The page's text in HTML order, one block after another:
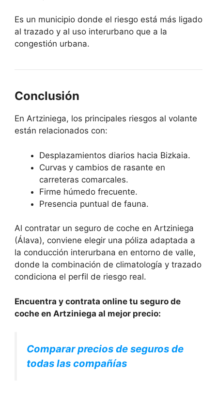
Es un municipio donde el riesgo está más ligado
al trazado y al uso interurbano que a la
congestión urbana.
Conclusión
En Artziniega, los principales riesgos al volante
están relacionados con:
Desplazamientos diarios hacia Bizkaia.
Curvas y cambios de rasante en
carreteras comarcales.
Firme húmedo frecuente.
Presencia puntual de fauna.
Al contratar un seguro de coche en Artziniega
(Álava), conviene elegir una póliza adaptada a
la conducción interurbana en entorno de valle,
donde la combinación de climatología y trazado
condiciona el perfil de riesgo real.
Encuentra y contrata online tu seguro de
coche en Artziniega al mejor precio:
Comparar precios de seguros de
todas las compañías